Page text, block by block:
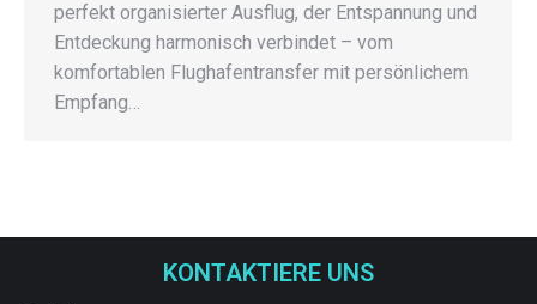
perfekt organisierter Ausflug, der Entspannung und
Entdeckung harmonisch verbindet – vom
komfortablen Flughafentransfer mit persönlichem
Empfang…
KONTAKTIERE UNS